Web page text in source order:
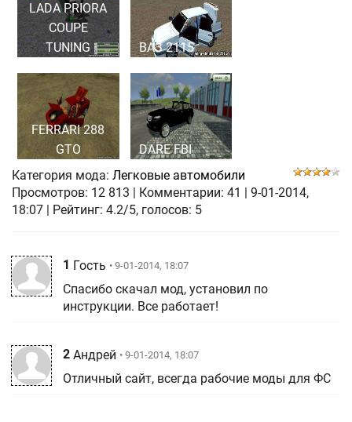
LADA PRIORA
COUPE
TUNING
ВАЗ 2115
FERRARI 288
GTO
DARE FBI
Категория мода: Легковые автомобили
Просмотров: 12 813 Комментарии: 41
9-01-2014,
18:07
| Рейтинг: 4.2/5, голосов: 5
1 Гость • 9-01-2014, 18:07
Спасибо скачал мод, установил по
инструкции. Все работает!
2 Андрей • 9-01-2014, 18:07
Отличный сайт, всегда рабочие моды для ФС